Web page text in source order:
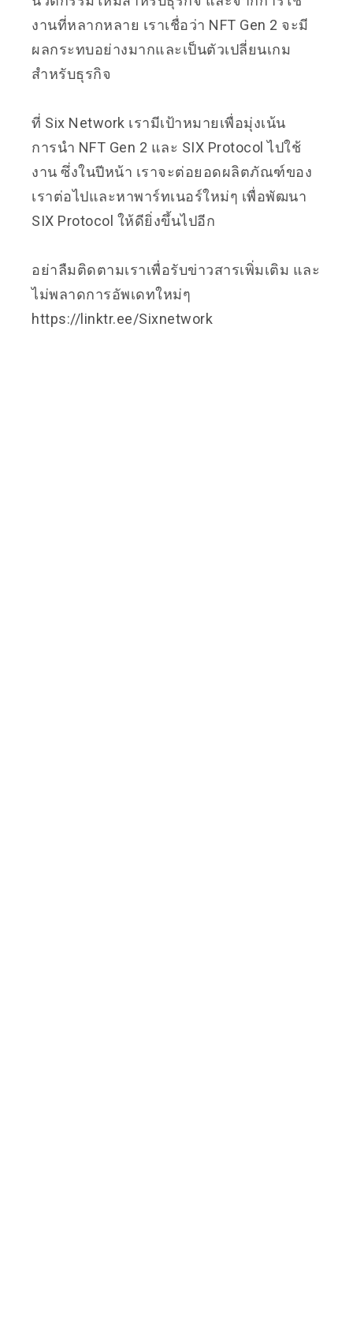
งานที่หลากหลาย เราเชื่อว่า NFT Gen 2 จะมี
ผลกระทบอย่างมากและเป็นตัวเปลี่ยนเกม
สำหรับธุรกิจ
ที่ Six Network เรามีเป้าหมายเพื่อมุ่งเน้น
การนำ NFT Gen 2 และ SIX Protocol ไปใช้
งาน ซึ่งในปีหน้า เราจะต่อยอดผลิตภัณฑ์ของ
เราต่อไปและหาพาร์ทเนอร์ใหม่ๆ เพื่อพัฒนา
SIX Protocol ให้ดียิ่งขึ้นไปอีก
อย่าลืมติดตามเราเพื่อรับข่าวสารเพิ่มเติม และ
ไม่พลาดการอัพเดทใหม่ๆ
https://linktr.ee/Sixnetwork